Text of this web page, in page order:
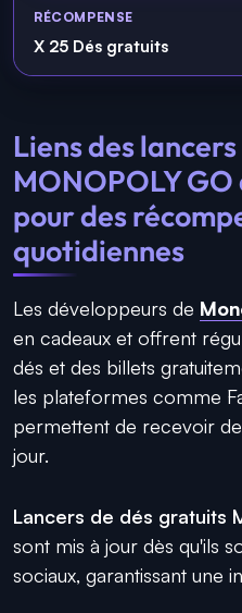
X 25 Dés gratuits
Liens des
MONOPOLY
pour des
quotidiennes
Les développeurs de
en cadeaux et offrent
dés et des billets
les plateformes comme
permettent de recevoir
jour.
Lancers de dés gratuits
sont mis à jour dès qu'ils
sociaux, garantissant une